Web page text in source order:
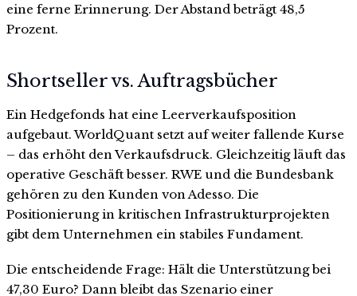
eine ferne Erinnerung. Der Abstand beträgt 48,5
Prozent.
Shortseller vs. Auftragsbücher
Ein Hedgefonds hat eine Leerverkaufsposition
aufgebaut. WorldQuant setzt auf weiter fallende Kurse
– das erhöht den Verkaufsdruck. Gleichzeitig läuft das
operative Geschäft besser. RWE und die Bundesbank
gehören zu den Kunden von Adesso. Die
Positionierung in kritischen Infrastrukturprojekten
gibt dem Unternehmen ein stabiles Fundament.
Die entscheidende Frage: Hält die Unterstützung bei
47,30 Euro? Dann bleibt das Szenario einer